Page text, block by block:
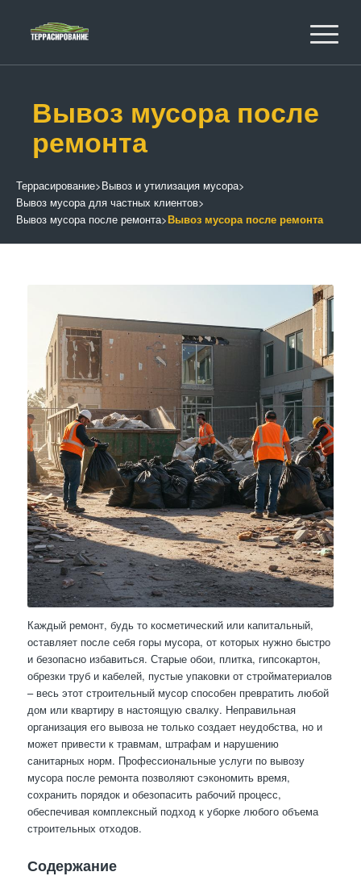
Вывоз мусора после
ремонта
Террасирование>Вывоз и утилизация мусора>
Вывоз мусора для частных клиентов>
Вывоз мусора после ремонта>Вывоз мусора после ремонта
Каждый ремонт, будь то косметический или капитальный,
оставляет после себя горы мусора, от которых нужно быстро
и безопасно избавиться. Старые обои, плитка, гипсокартон,
обрезки труб и кабелей, пустые упаковки от стройматериалов
– весь этот строительный мусор способен превратить любой
дом или квартиру в настоящую свалку. Неправильная
организация его вывоза не только создает неудобства, но и
может привести к травмам, штрафам и нарушению
санитарных норм. Профессиональные услуги по вывозу
мусора после ремонта позволяют сэкономить время,
сохранить порядок и обезопасить рабочий процесс,
обеспечивая комплексный подход к уборке любого объема
строительных отходов.
Содержание